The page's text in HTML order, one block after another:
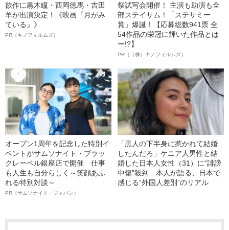
欲作に黒木瞳・西岡德馬・吉田
羊が出演決定！《映画『月がみ
ている』》
PR（キノフィルムズ）
祭試写会開催！ 主演も助演も全
部ステイサム！「ステサミー
賞」爆誕！【応募総数941票 全
54作品の栄冠に輝いた作品とは
ー!?】
PR（（株）キノフィルムズ）
オープン1周年を記念した特別イ
ベントがサムソナイト・ブラッ
クレーベル銀座店で開催 仕事
も人生も自分らしく～笑顔あふ
れる特別対談～
PR（サムソナイト・ジャパン）
「黒人の下半身に惹かれて結婚
したんだろ」ケニア人男性と結
婚した日本人女性（31）に“誹謗
中傷”殺到…本人が語る、日本で
感じる“外国人差別”のリアル